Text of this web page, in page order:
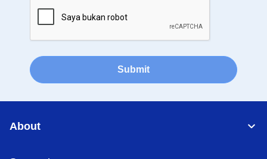
Submit
About